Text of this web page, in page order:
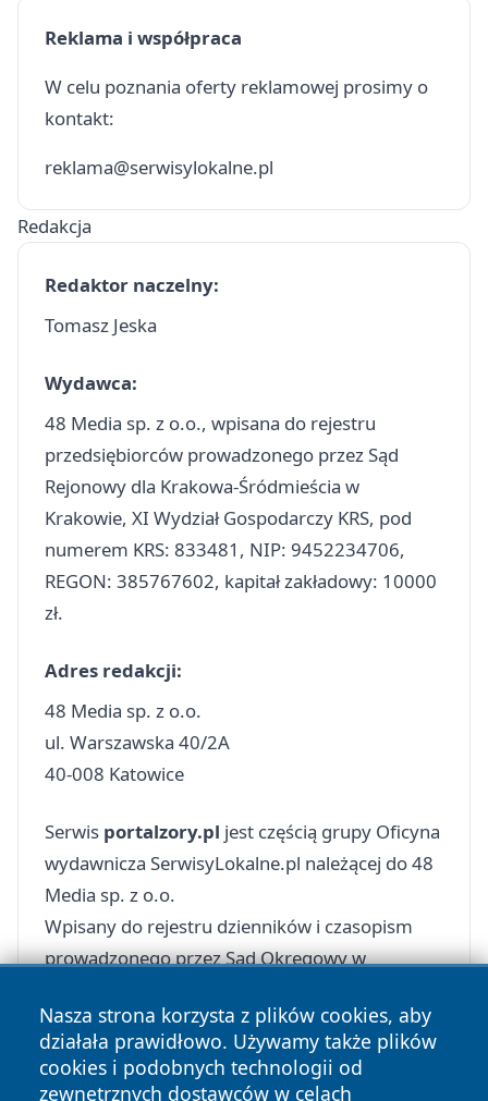
Reklama i współpraca
W celu poznania oferty reklamowej prosimy o
kontakt:
reklama@serwisylokalne.pl
Redakcja
Redaktor naczelny:
Tomasz Jeska
Wydawca:
48 Media sp. z o.o., wpisana do rejestru
przedsiębiorców prowadzonego przez Sąd
Rejonowy dla Krakowa-Śródmieścia w
Krakowie, XI Wydział Gospodarczy KRS, pod
numerem KRS: 833481, NIP: 9452234706,
REGON: 385767602, kapitał zakładowy: 10000
zł.
Adres redakcji:
48 Media sp. z o.o.
ul. Warszawska 40/2A
40-008 Katowice
Serwis portalzory.pl jest częścią grupy Oficyna
wydawnicza SerwisyLokalne.pl należącej do 48
Media sp. z o.o.
Wpisany do rejestru dzienników i czasopism
prowadzonego przez Sąd Okręgowy w
Nasza strona korzysta z plików cookies, aby
działała prawidłowo. Używamy także plików
cookies i podobnych technologii od
zewnętrznych dostawców w celach